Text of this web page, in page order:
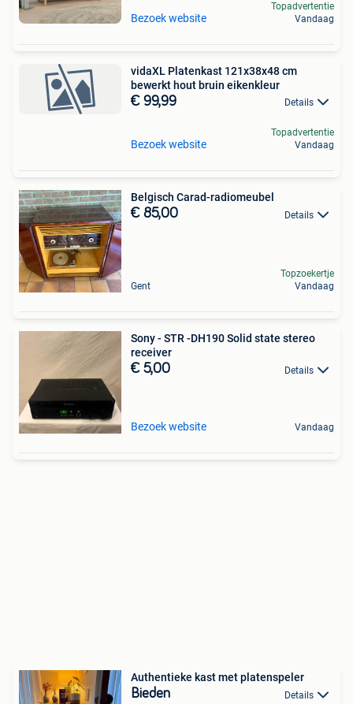
Bezoek website
Topadvertentie
Vandaag
vidaXL Platenkast 121x38x48 cm
bewerkt hout bruin eikenkleur
€ 99,99 Details
Bezoek website
Topadvertentie
Vandaag
Belgisch Carad-radiomeubel
€ 85,00 Details
Gent
Topzoekertje
Vandaag
Sony - STR -DH190 Solid state stereo
receiver
€ 5,00 Details
Bezoek website Vandaag
Authentieke kast met platenspeler
Bieden Details